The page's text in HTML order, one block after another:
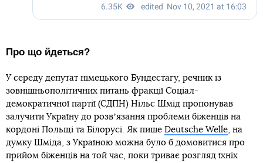
Про що йдеться?
У середу депутат німецького Бундестагу, речник із
зовнішньополітичних питань фракції Соціал-
демократичної партії (СДПН) Нільc Шмід пропонував
залучити Україну до розвʼязання проблеми біженців на
кордоні Польщі та Білорусі. Як пише Deutsche Welle , на
думку Шміда, з Україною можна було б домовитися про
прийом біженців на той час, поки триває розгляд їхніх